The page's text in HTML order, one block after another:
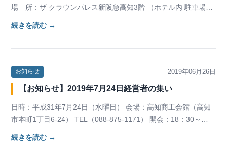
場 所：ザ クラウンパレス新阪急高知3階 （ホテル内 駐車場無
続きを読む →
お知らせ 2019年06月26日
【お知らせ】2019年7月24日経営者の集い
日時：平成31年7月24日（水曜日） 会場：高知商工会館（高知
市本町1丁目6-24） TEL（088-875-1171） 開会：18：30～
続きを読む →